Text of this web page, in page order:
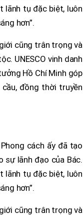
lãnh tụ đặc biệt, luôn
hơn”.
cũng trân trọng và
UNESCO vinh danh
Hồ Chí Minh góp
đồng thời truyền
cách ấy đã tạo
lãnh đạo của Bác.
lãnh tụ đặc biệt, luôn
hơn”.
cũng trân trọng và